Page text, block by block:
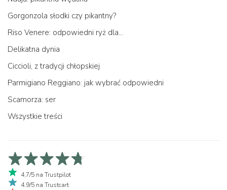
Gorgonzola słodki czy pikantny?
Riso Venere: odpowiedni ryż dla...
Delikatna dynia
Ciccioli, z tradycji chłopskiej
Parmigiano Reggiano: jak wybrać odpowiedni
Scamorza: ser
Wszystkie treści
4,7/5 na Trustpilot
4,9/5 na Trustcart